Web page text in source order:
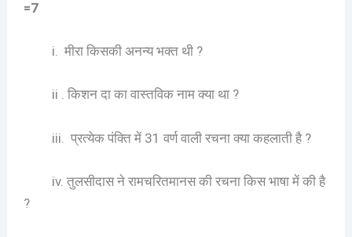
=7
i. मीरा किसकी अनन्य भक्त थी ?
ii . किशन दा का वास्तविक नाम क्या था ?
iii. प्रत्येक पंक्ति में 31 वर्ण वाली रचना क्या कहलाती है ?
iv. तुलसीदास ने रामचरितमानस की रचना किस भाषा में की है
?